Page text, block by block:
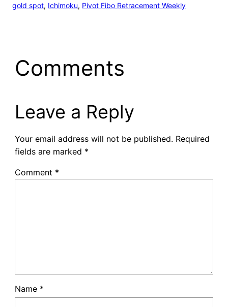
gold spot, Ichimoku, Pivot Fibo Retracement Weekly
Comments
Leave a Reply
Your email address will not be published. Required
fields are marked *
Comment *
Name *